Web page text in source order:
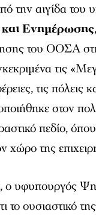
την αιγίδα του
Ενημέρωσης
του ΟΟΣΑ
τις
τις πόλεις
στον
πεδίο,
χώρο της
ο υφυπουργός
το ουσιαστικό